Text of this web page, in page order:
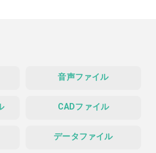
音声ファイル
CADファイル
データファイル